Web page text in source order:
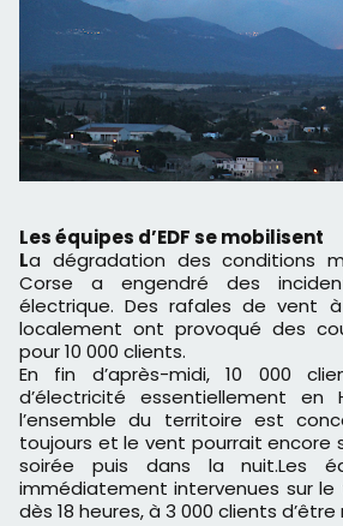
Les équipes d’EDF se mobilisent
La dégradation des conditions
Corse a engendré des
électrique. Des rafales de vent
localement ont provoqué des
pour 10 000 clients.
En fin d’après-midi, 10 000
d’électricité essentiellement en
l’ensemble du territoire est
toujours et le vent pourrait encore
soirée puis dans la nuit.Les
immédiatement intervenues sur
dès 18 heures, à 3 000 clients